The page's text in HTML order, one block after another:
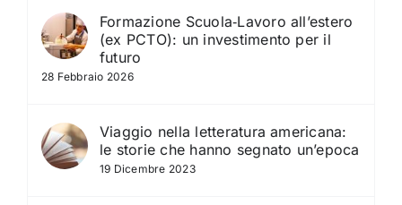
Formazione Scuola‑Lavoro all’estero
(ex PCTO): un investimento per il
futuro
28 Febbraio 2026
Viaggio nella letteratura americana:
le storie che hanno segnato un’epoca
19 Dicembre 2023